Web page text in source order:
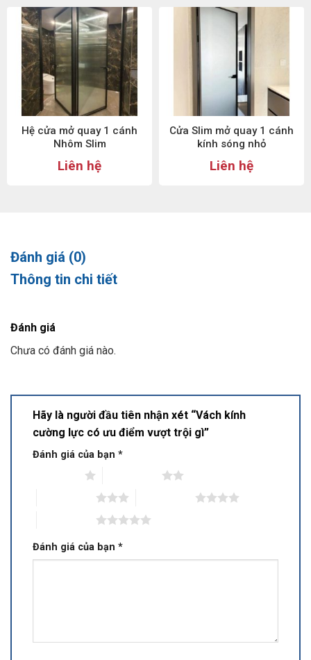
Hệ cửa mở quay 1 cánh
Nhôm Slim
Liên hệ
Cửa Slim mở quay 1 cánh
kính sóng nhỏ
Liên hệ
Đánh giá (0)
Thông tin chi tiết
Đánh giá
Chưa có đánh giá nào.
Hãy là người đầu tiên nhận xét “Vách kính
cường lực có ưu điểm vượt trội gì”
Đánh giá của bạn *
Đánh giá của bạn *